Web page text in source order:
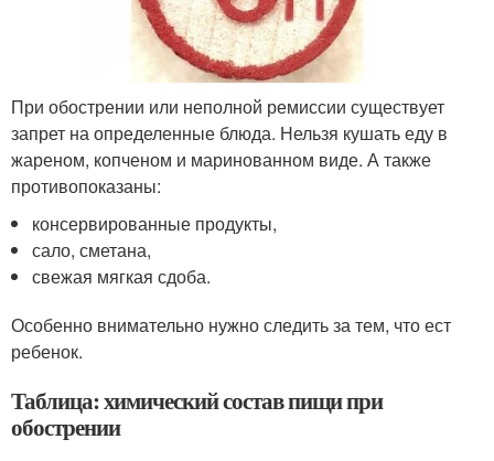
При обострении или неполной ремиссии существует
запрет на определенные блюда. Нельзя кушать еду в
жареном, копченом и маринованном виде. А также
противопоказаны:
консервированные продукты,
сало, сметана,
свежая мягкая сдоба.
Особенно внимательно нужно следить за тем, что ест
ребенок.
Таблица: химический состав пищи при
обострении